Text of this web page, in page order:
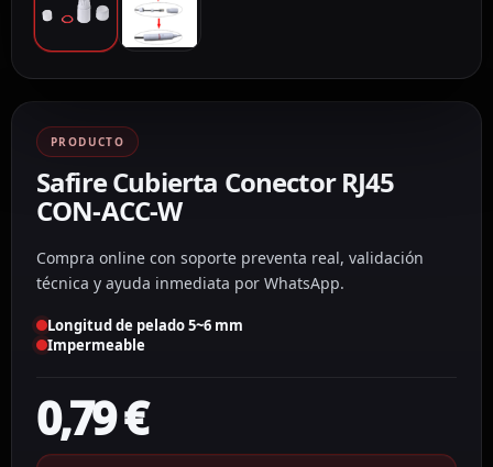
PRODUCTO
Safire Cubierta Conector RJ45
CON-ACC-W
Compra online con soporte preventa real, validación
técnica y ayuda inmediata por WhatsApp.
Longitud de pelado 5~6 mm
Impermeable
0,79€